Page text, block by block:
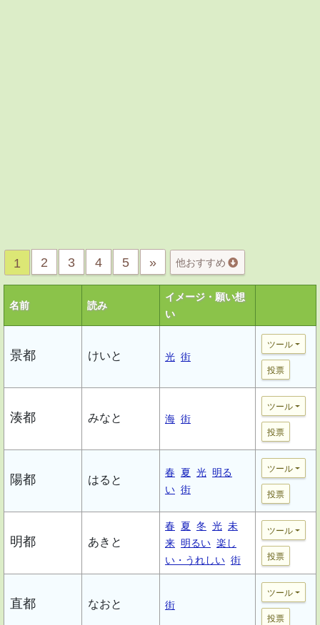
1 2 3 4 5 » 他おすすめ
名前 読み
イメージ・願い想
い
景都 けいと 光 街
ツール
投票
湊都 みなと 海 街
ツール
投票
陽都 はると
春 夏 光 明る
い 街
ツール
投票
明都 あきと
春 夏 冬 光 未
来 明るい 楽し
い・うれしい 街
ツール
投票
直都 なおと 街
ツール
投票